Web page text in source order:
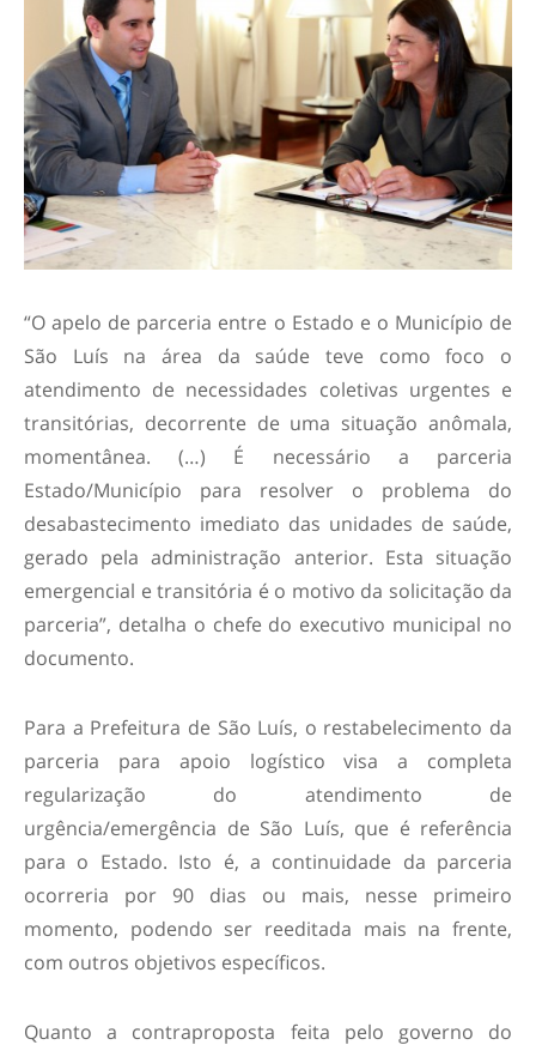
“O apelo de parceria entre o Estado e o Município de
São Luís na área da saúde teve como foco o
atendimento de necessidades coletivas urgentes e
transitórias, decorrente de uma situação anômala,
momentânea. (…) É necessário a parceria
Estado/Município para resolver o problema do
desabastecimento imediato das unidades de saúde,
gerado pela administração anterior. Esta situação
emergencial e transitória é o motivo da solicitação da
parceria”, detalha o chefe do executivo municipal no
documento.
Para a Prefeitura de São Luís, o restabelecimento da
parceria para apoio logístico visa a completa
regularização do atendimento de
urgência/emergência de São Luís, que é referência
para o Estado. Isto é, a continuidade da parceria
ocorreria por 90 dias ou mais, nesse primeiro
momento, podendo ser reeditada mais na frente,
com outros objetivos específicos.
Quanto a contraproposta feita pelo governo do